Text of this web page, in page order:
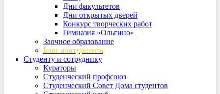
Дни факультетов
Дни открытых дверей
Конкурс творческих работ
Гимназия «Ольгино»
Заочное образование
Блог абитуриента
Студенту и сотруднику
Кураторы
Студенческий профсоюз
Студенческий Совет Дома студентов